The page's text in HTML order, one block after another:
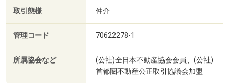
取引態様 仲介
管理コード 70622278-1
所属協会など
(公社)全日本不動産協会会員、(公社)
首都圏不動産公正取引協議会加盟